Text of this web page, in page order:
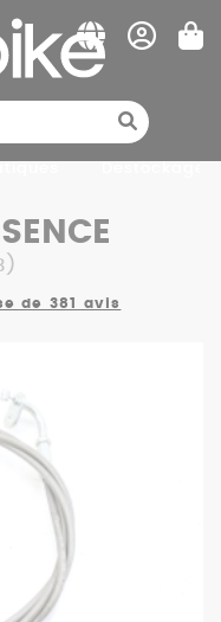
de 381 avis